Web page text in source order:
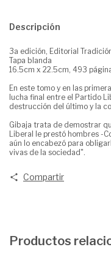
Descripción
3a edición, Editorial
Tapa blanda
16.5cm x 22.5cm, 493
En este tomo y en las
lucha final entre el Partido
destrucción del último y la
Gibaja trata de demostrar
Liberal le prestó hombres -
aún lo encabezó para
vivas de la sociedad".
Compartir
Productos